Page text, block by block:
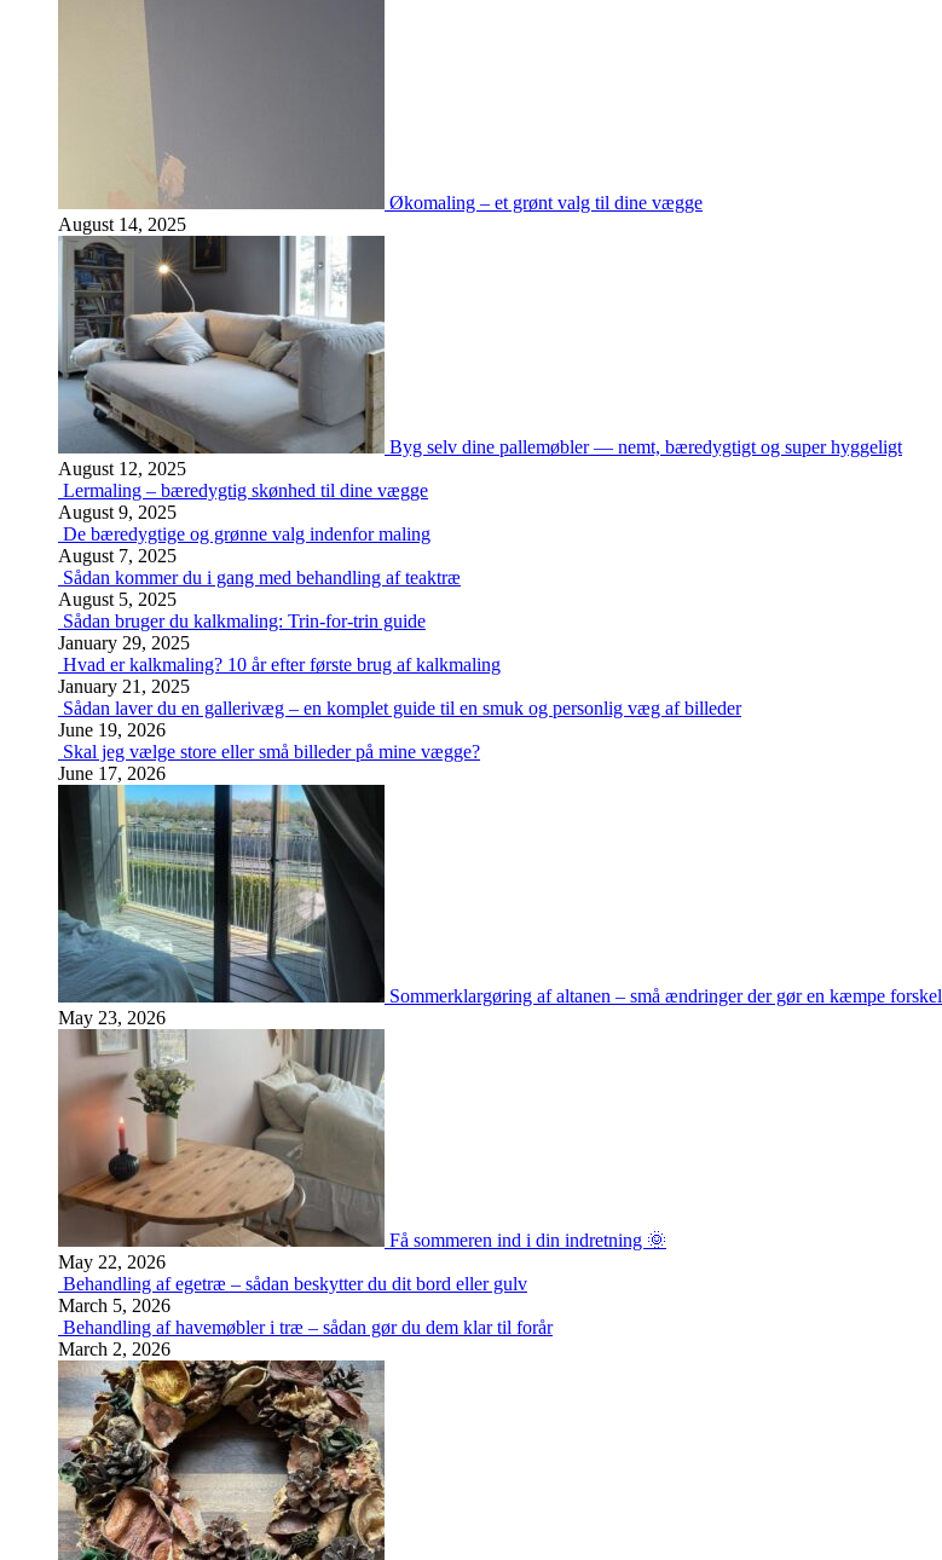
Økomaling – et grønt valg til dine vægge
August 14, 2025
Byg selv dine pallemøbler — nemt, bæredygtigt og super hyggeligt
August 12, 2025
Lermaling – bæredygtig skønhed til dine vægge
August 9, 2025
De bæredygtige og grønne valg indenfor maling
August 7, 2025
Sådan kommer du i gang med behandling af teaktræ
August 5, 2025
Sådan bruger du kalkmaling: Trin-for-trin guide
January 29, 2025
Hvad er kalkmaling? 10 år efter første brug af kalkmaling
January 21, 2025
Sådan laver du en gallerivæg – en komplet guide til en smuk og personlig væg af billeder
June 19, 2026
Skal jeg vælge store eller små billeder på mine vægge?
June 17, 2026
Sommerklargøring af altanen – små ændringer der gør en kæmpe forskel
May 23, 2026
Få sommeren ind i din indretning 🌞
May 22, 2026
Behandling af egetræ – sådan beskytter du dit bord eller gulv
March 5, 2026
Behandling af havemøbler i træ – sådan gør du dem klar til forår
March 2, 2026